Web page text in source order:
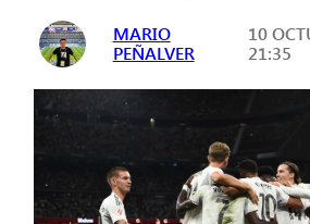
MARIO
PEÑALVER
10
21:35